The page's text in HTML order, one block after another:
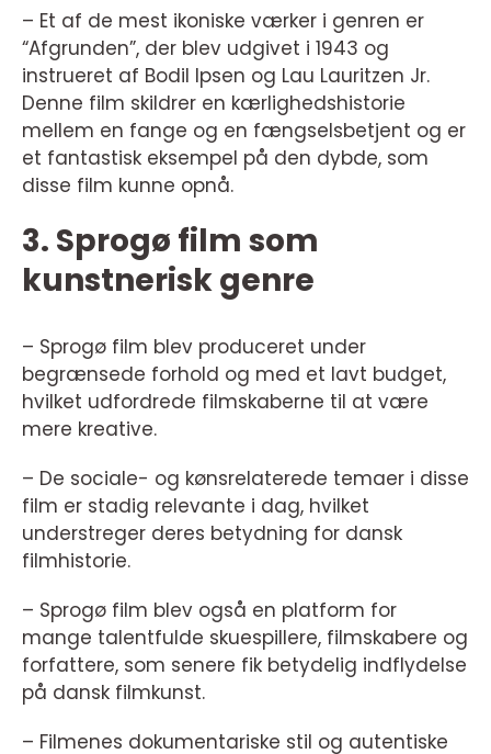
– Et af de mest ikoniske værker i genren er
“Afgrunden”, der blev udgivet i 1943 og
instrueret af Bodil Ipsen og Lau Lauritzen Jr.
Denne film skildrer en kærlighedshistorie
mellem en fange og en fængselsbetjent og er
et fantastisk eksempel på den dybde, som
disse film kunne opnå.
3. Sprogø film som
kunstnerisk genre
– Sprogø film blev produceret under
begrænsede forhold og med et lavt budget,
hvilket udfordrede filmskaberne til at være
mere kreative.
– De sociale- og kønsrelaterede temaer i disse
film er stadig relevante i dag, hvilket
understreger deres betydning for dansk
filmhistorie.
– Sprogø film blev også en platform for
mange talentfulde skuespillere, filmskabere og
forfattere, som senere fik betydelig indflydelse
på dansk filmkunst.
– Filmenes dokumentariske stil og autentiske